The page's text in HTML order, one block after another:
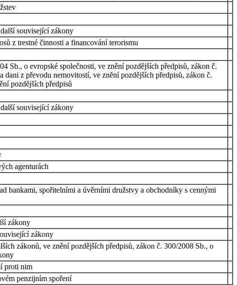
související zákony
z trestné činnosti a financování terorismu
Sb., o evropské společnosti, ve znění pozdějších předpisů, zákon č.
z převodu nemovitostí, ve znění pozdějších předpisů, zákon č.
pozdějších předpisů
související zákony
agenturách
bankami, spořitelními a úvěrními družstvy a obchodníky s cennými
zákony
zákony
zákonů, ve znění pozdějších předpisů, zákon č. 300/2008 Sb., o
proti nim
penzijním spoření